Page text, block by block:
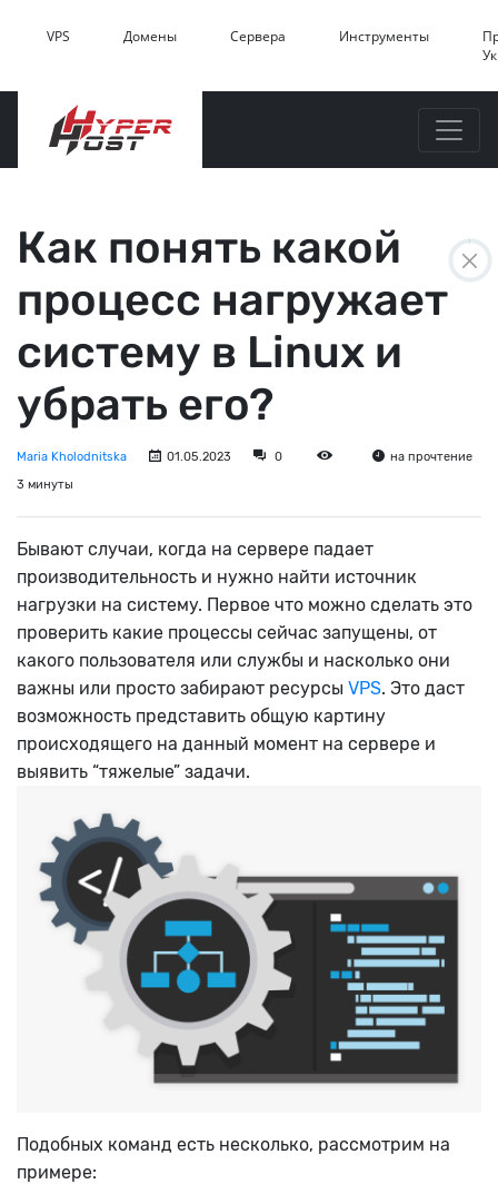
VPS Домены Сервера Инструменты
Как понять какой
процесс нагружает
систему в Linux и
убрать его?
Maria Kholodnitska 01.05.2023 0
на прочтение
3 минуты
Бывают случаи, когда на сервере падает
производительность и нужно найти источник
нагрузки на систему. Первое что можно сделать это
проверить какие процессы сейчас запущены, от
какого пользователя или службы и насколько они
важны или просто забирают ресурсы VPS. Это даст
возможность представить общую картину
происходящего на данный момент на сервере и
выявить “тяжелые” задачи.
Подобных команд есть несколько, рассмотрим на
примере: